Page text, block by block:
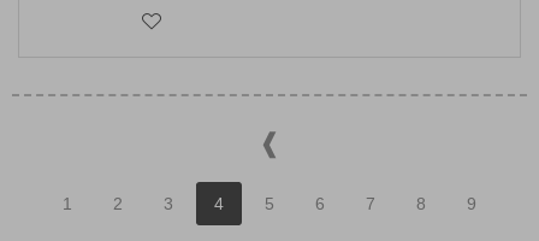
1 2 3 4 5 6 7 8 9